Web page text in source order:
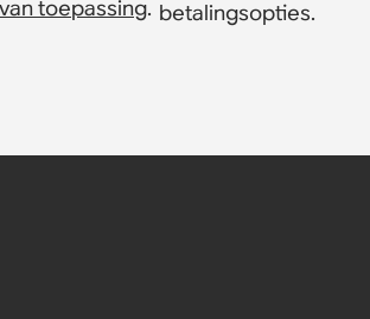
(set)
(set)
(set)
toepassing. betalingsopties.